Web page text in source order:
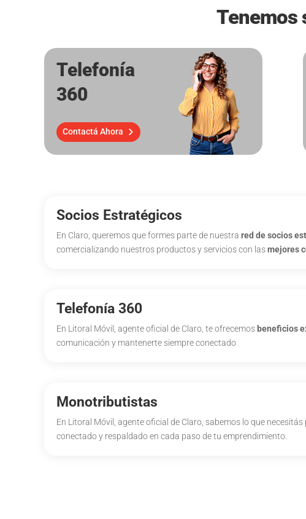
Tenemos
Telefonía
360
Contactá Ahora
Socios Estratégicos
En Claro, queremos que formes parte de nuestra red de socios
comercializando nuestros productos y servicios con lasmejores
Telefonía 360
En Litoral Móvil, agente oficial de Claro, te ofrecemos beneficios
comunicación y mantenerte siempre conectado
Monotributistas
En Litoral Móvil, agente oficial de Claro, sabemos lo que
conectado y respaldado en cada paso de tu emprendimiento.